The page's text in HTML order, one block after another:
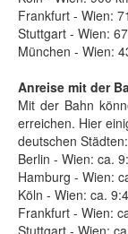
Frankfurt - Wien:
Stuttgart - Wien:
München - Wien:
Anreise mit der
Mit der Bahn
erreichen. Hier
deutschen Städten:
Berlin - Wien: ca.
Hamburg - Wien:
Köln - Wien: ca.
Frankfurt - Wien:
Stuttgart - Wien: